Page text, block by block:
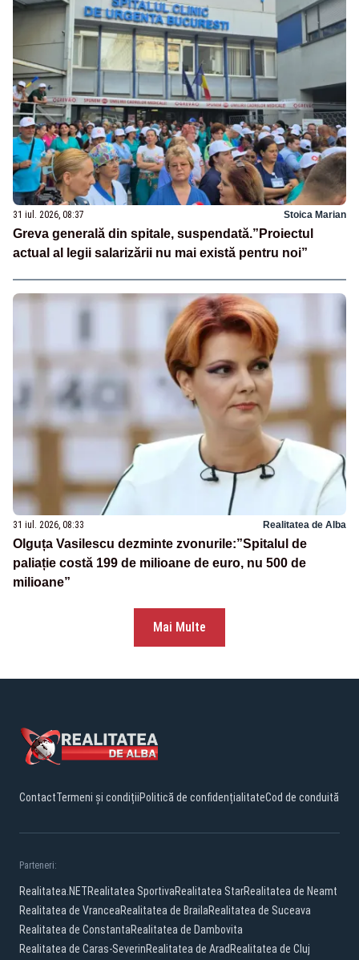
31 iul. 2026, 08:37 Stoica Marian
Greva generală din spitale, suspendată.”Proiectul
actual al legii salarizării nu mai există pentru noi”
31 iul. 2026, 08:33 Realitatea de Alba
Olguța Vasilescu dezminte zvonurile:”Spitalul de
paliație costă 199 de milioane de euro, nu 500 de
milioane”
Mai Multe
ContactTermeni și condițiiPolitică de confidențialitateCod de conduită
Parteneri:
Realitatea.NETRealitatea SportivaRealitatea StarRealitatea de Neamt
Realitatea de VranceaRealitatea de BrailaRealitatea de Suceava
Realitatea de ConstantaRealitatea de Dambovita
Realitatea de Caras-SeverinRealitatea de Arad Realitatea de Cluj